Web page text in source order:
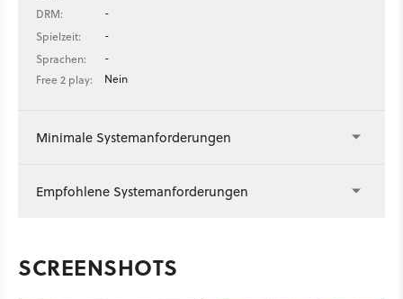
DRM:
-
Spielzeit:
-
Sprachen:
-
Free 2 play:
Nein
Minimale Systemanforderungen
Empfohlene Systemanforderungen
SCREENSHOTS